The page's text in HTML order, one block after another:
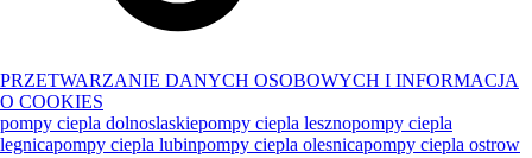
PRZETWARZANIE DANYCH OSOBOWYCH I INFORMACJA
O COOKIES
pompy ciepla dolnoslaskiepompy ciepla lesznopompy ciepla
legnicapompy ciepla lubinpompy ciepla olesnicapompy ciepla ostrow